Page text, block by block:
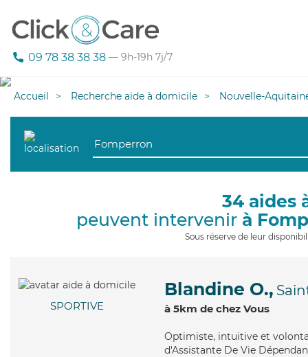
09 78 38 38 38 — 9h-19h 7j/7
Accueil Recherche aide à domicile Nouvelle-
34 aides
peuvent intervenir à
Sous réserve de leur
SPORTIVE
Blandine O.,
à 5km de chez Vous
Optimiste, intuitive et
d'Assistante De Vie